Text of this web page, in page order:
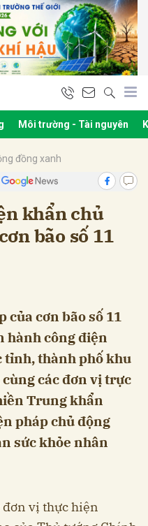
Môi trường - Tài nguyên
đồng xanh
khẩn chủ
bão số 11
cơn bão số 11
hành công điện
tỉnh, thành phố khu
các đơn vị trực
Trung khẩn
pháp chủ động
sức khỏe nhân
đơn vị thực hiện
Hủy